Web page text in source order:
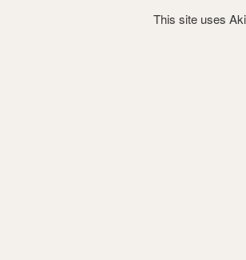
This site uses